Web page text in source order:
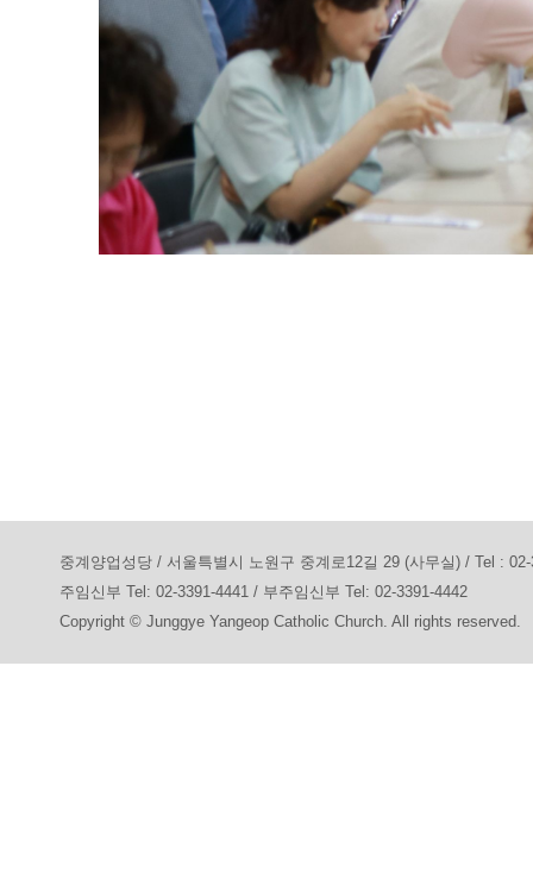
중계양업성당 / 서울특별시 노원구 중계로12길 29 (사무실) / Tel :
주임신부 Tel: 02-3391-4441 / 부주임신부 Tel: 02-3391-4442
Copyright © Junggye Yangeop Catholic Church. All rights reserved.